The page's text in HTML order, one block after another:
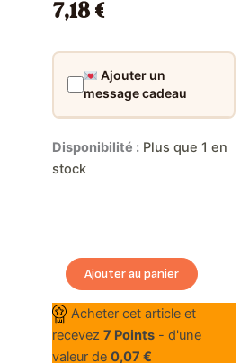
7,18€
Ajouter un
message cadeau
Disponibilité : Plus que 1 en
stock
quantité
de
Rose
Sunday
Rain
Ajouter au panier
Acheter cet article et
recevez7 Points - d'une
valeur de0,07€